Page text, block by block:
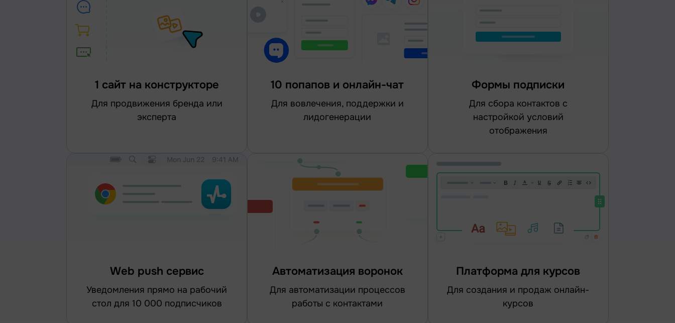
1 сайт на конструкторе
для продвижения бренда или
эксперта
10 попапов и онлайн-чат
для вовлечения, поддержки и
лидогенерации
Формы подписки
для сбора контактов с
настройкой условий
отображения
Web push сервис
уведомления прямо на рабочий
стол для 10 000 подписчиков
Автоматизация воронок
для автоматизации процессов
работы с контактами
Платформа для курсов
для создания и продаж онлайн-
курсов